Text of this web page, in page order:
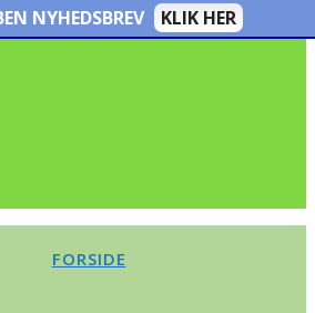
FORSIDE
NYHEDSBREV KLIK HER